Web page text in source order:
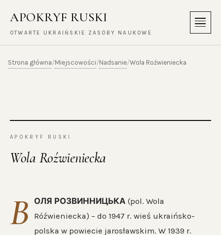
APOKRYF RUSKI
OTWARTE UKRAIŃSKIE ZASOBY NAUKOWE
Menu
Strona główna/Miejscowości/Nadsanie/Wola Roźwieniecka
APOKRYF RUSKI
Wola Roźwieniecka
В ОЛЯ РОЗВИННИЦЬКА (pol. Wola
Róźwieniecka) – do 1947 r. wieś ukraińsko-
polska w powiecie jarosławskim. W 1939 r.